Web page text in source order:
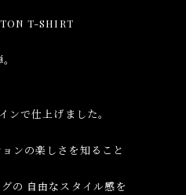
T-SHIRT
ンで仕上げました。
ンの楽しさを知ること
の 自由なスタイル感を